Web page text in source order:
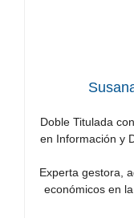
Doble Titulada
en Información y
Experta gestora,
económicos en